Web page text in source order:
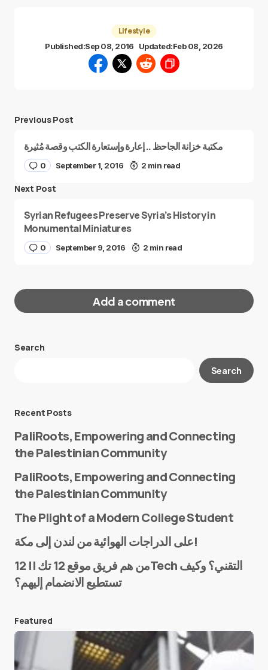
Lifestyle
Published:Sep 08, 2016 Updated:Feb 08, 2026
Previous Post
مكتبة خزانة الجاحظ .. إعارة وإستعارة الكتب وقصة مُثيرة
0 September 1, 2016 2 min read
Next Post
Syrian Refugees Preserve Syria’s History in
Monumental Miniatures
0 September 9, 2016 2 min read
Add a comment
Your email address will not be published.
E-mail*
Save my name and e-mail in this browser for the
next time I comment.
Search
Search
Recent Posts
PaliRoots, Empowering and Connecting
the Palestinian Community
PaliRoots, Empowering and Connecting
the Palestinian Community
The Plight of a Modern College Student
على الدراجات الهوائية من لندن إلى مكة!
من هم فريق موقع 12 تك || 12Tech التقني؟ وكيف
تستطيع الانضمام إليهم؟
Featured